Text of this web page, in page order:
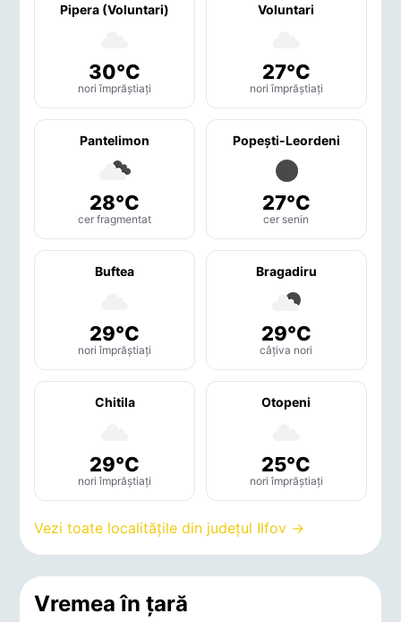
Pipera (Voluntari)
30°C
nori împrăștiați
Voluntari
27°C
nori împrăștiați
Pantelimon
28°C
cer fragmentat
Popeşti-Leordeni
27°C
cer senin
Buftea
29°C
nori împrăștiați
Bragadiru
29°C
câțiva nori
Chitila
29°C
nori împrăștiați
Otopeni
25°C
nori împrăștiați
Vezi toate localitățile din județul Ilfov →
Vremea în țară